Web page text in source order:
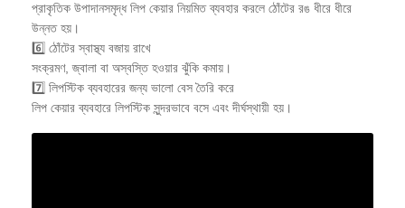
প্রাকৃতিক উপাদানসমৃদ্ধ লিপ কেয়ার নিয়মিত ব্যবহার করলে ঠোঁটের রঙ ধীরে ধীরে
উন্নত হয়।
6️⃣ ঠোঁটের স্বাস্থ্য বজায় রাখে
সংক্রমণ, জ্বালা বা অস্বস্তি হওয়ার ঝুঁকি কমায়।
7️⃣ লিপস্টিক ব্যবহারের জন্য ভালো বেস তৈরি করে
লিপ কেয়ার ব্যবহারে লিপস্টিক সুন্দরভাবে বসে এবং দীর্ঘস্থায়ী হয়।